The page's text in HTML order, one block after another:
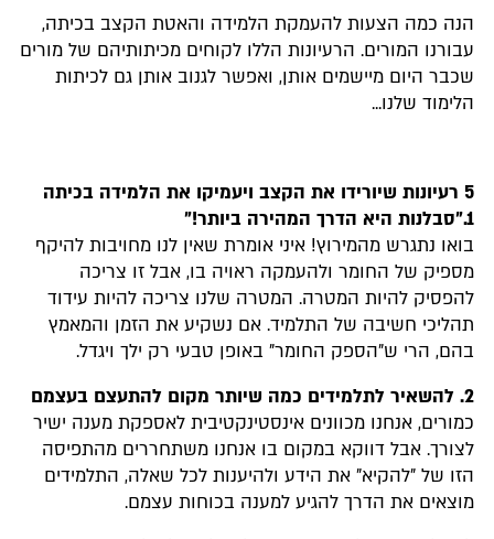
הנה כמה הצעות להעמקת הלמידה והאטת הקצב בכיתה,
עבורנו המורים. הרעיונות הללו לקוחים מכיתותיהם של מורים
שכבר היום מיישמים אותן, ואפשר לגנוב אותן גם לכיתות
הלימוד שלנו...
5 רעיונות שיורידו את הקצב ויעמיקו את הלמידה בכיתה
1."סבלנות היא הדרך המהירה ביותר!"
בואו נתגרש מהמירוץ! איני אומרת שאין לנו מחויבות להיקף
מספיק של החומר ולהעמקה ראויה בו, אבל זו צריכה
להפסיק להיות המטרה. המטרה שלנו צריכה להיות עידוד
תהליכי חשיבה של התלמיד. אם נשקיע את הזמן והמאמץ
בהם, הרי ש"הספק החומר" באופן טבעי רק ילך ויגדל.
2. להשאיר לתלמידים כמה שיותר מקום להתעצם בעצמם
כמורים, אנחנו מכוונים אינסטינקטיבית לאספקת מענה ישיר
לצורך. אבל דווקא במקום בו אנחנו משתחררים מהתפיסה
הזו של "להקיא" את הידע ולהיענות לכל שאלה, התלמידים
מוצאים את הדרך להגיע למענה בכוחות עצמם.